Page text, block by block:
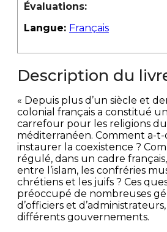
Évaluations:
Langue: Français
Description du
« Depuis plus d’un siècle et
colonial français a constitué
carrefour pour les religions du
méditerranéen. Comment a-t-
instaurer la coexistence ?
régulé, dans un cadre
entre l’islam, les confréries
chrétiens et les juifs ? Ces
préoccupé de nombreuses
d’officiers et
différents gouvernements.